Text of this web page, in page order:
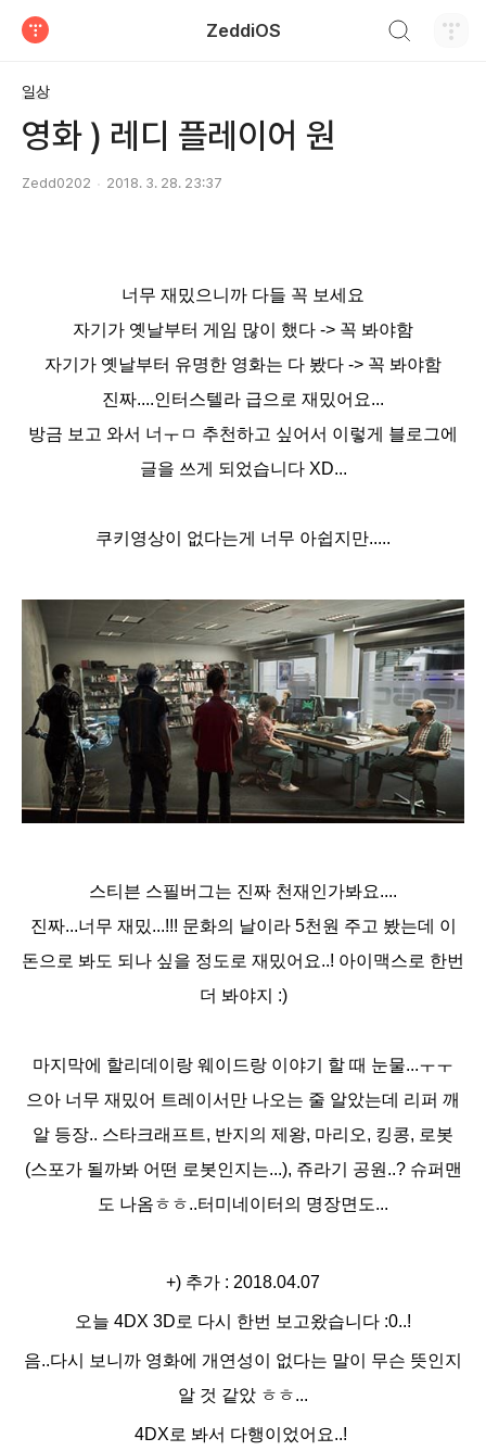
ZeddiOS
일상
영화 ) 레디 플레이어 원
Zedd0202 2018. 3. 28. 23:37
너무 재밌으니까 다들 꼭 보세요
자기가 옛날부터 게임 많이 했다 -> 꼭 봐야함
자기가 옛날부터 유명한 영화는 다 봤다 -> 꼭 봐야함
진짜....인터스텔라 급으로 재밌어요...
방금 보고 와서 너ㅜㅁ 추천하고 싶어서 이렇게 블로그에
글을 쓰게 되었습니다 XD...
쿠키영상이 없다는게 너무 아쉽지만.....​
스티븐 스필버그는 진짜 천재인가봐요....
진짜...너무 재밌...!!! 문화의 날이라 5천원 주고 봤는데 이
돈으로 봐도 되나 싶을 정도로 재밌어요..! 아이맥스로 한번
더 봐야지 :)
마지막에 할리데이랑 웨이드랑 이야기 할 때 눈물...ㅜㅜ
으아 너무 재밌어 트레이서만 나오는 줄 알았는데 리퍼 깨
알 등장.. 스타크래프트, 반지의 제왕, 마리오, 킹콩, 로봇
(스포가 될까봐 어떤 로봇인지는...), 쥬라기 공원..? 슈퍼맨
도 나옴ㅎㅎ..터미네이터의 명장면도...
+) 추가 : 2018.04.07
오늘 4DX 3D로 다시 한번 보고왔습니다 :0..!
음..다시 보니까 영화에 개연성이 없다는 말이 무슨 뜻인지
알 것 같았 ㅎㅎ...
4DX로 봐서 다행이었어요..!